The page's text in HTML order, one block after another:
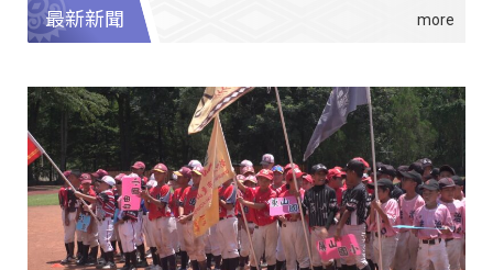
最新新聞